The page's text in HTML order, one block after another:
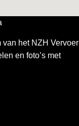
het NZH Vervoer
en foto’s met